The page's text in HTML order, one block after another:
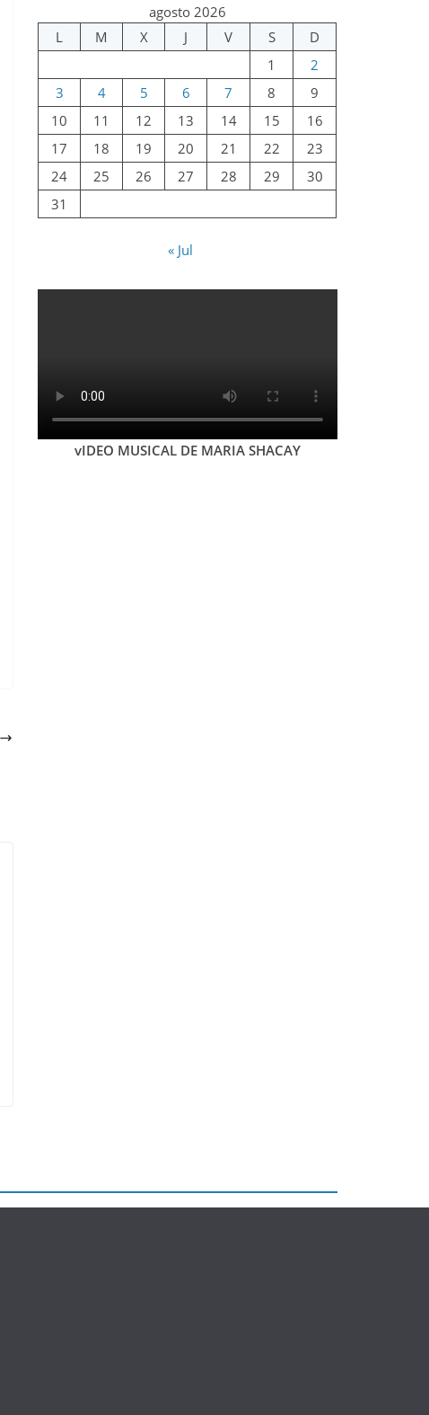
agosto 2026
L
M X J V S
D
1
2
3
4 5 6 7 8
9
10
11 12 13 14 15
16
17
18 19 20 21 22
23
24
25 26 27 28 29
30
31
« Jul
vIDEO MUSICAL DE MARIA SHACAY